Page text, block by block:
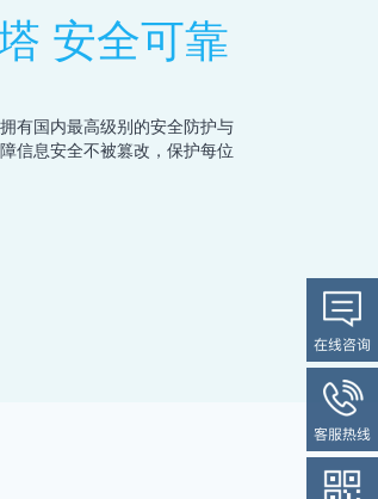
安全可靠
有国内最高级别的安全防护与
信息安全不被篡改，保护每位